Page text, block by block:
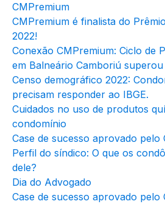
CMPremium
CMPremium é finalista do
2022!
Conexão CMPremium: Ciclo de
em Balneário Camboriú
Censo demográfico 2022:
precisam responder ao IBGE.
Cuidados no uso de produtos
condomínio
Case de sucesso aprovado pelo
Perfil do síndico: O que os
dele?
Dia do Advogado
Case de sucesso aprovado pelo